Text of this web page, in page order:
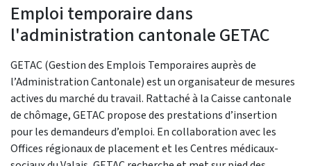
Emploi temporaire dans
l'administration cantonale GETAC
GETAC (Gestion des Emplois Temporaires auprès de
l’Administration Cantonale) est un organisateur de mesures
actives du marché du travail. Rattaché à la Caisse cantonale
de chômage, GETAC propose des prestations d’insertion
pour les demandeurs d’emploi. En collaboration avec les
Offices régionaux de placement et les Centres médicaux-